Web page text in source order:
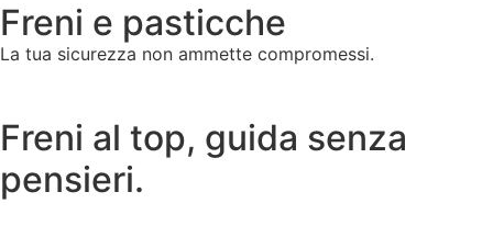
Freni e pasticche
La tua sicurezza non ammette compromessi.
Freni al top, guida senza
pensieri.